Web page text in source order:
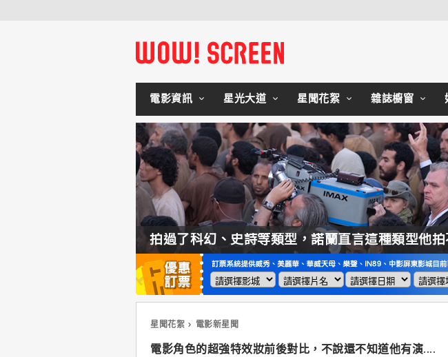
電影資訊 星光大道 星聞花絮 雜誌櫥窗
拍過了科幻、史詩等類型，諾蘭直言這種類型他拍
星聞花絮 電影新星聞
電影角色的超強特效妝前後對比，不說還不知道他有演....